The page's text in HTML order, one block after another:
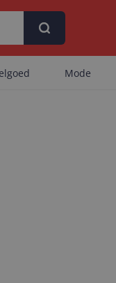
Mode